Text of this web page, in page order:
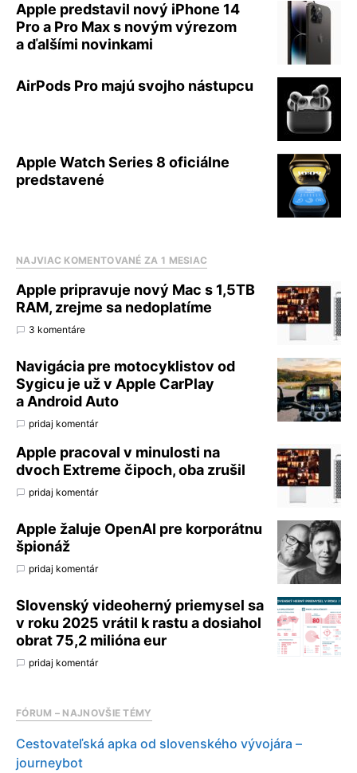
Apple predstavil nový iPhone 14
Pro a Pro Max s novým výrezom
a ďalšími novinkami
AirPods Pro majú svojho nástupcu
Apple Watch Series 8 oficiálne
predstavené
NAJVIAC KOMENTOVANÉ ZA 1 MESIAC
Apple pripravuje nový Mac s 1,5TB
RAM, zrejme sa nedoplatíme
3 komentáre
Navigácia pre motocyklistov od
Sygicu je už v Apple CarPlay
a Android Auto
pridaj komentár
Apple pracoval v minulosti na
dvoch Extreme čipoch, oba zrušil
pridaj komentár
Apple žaluje OpenAI pre korporátnu
špionáž
pridaj komentár
Slovenský videoherný priemysel sa
v roku 2025 vrátil k rastu a dosiahol
obrat 75,2 milióna eur
pridaj komentár
FÓRUM – NAJNOVŠIE TÉMY
Cestovateľská apka od slovenského vývojára –
journeybot